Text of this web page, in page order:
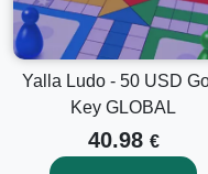
Yalla Ludo - 50 USD
Key GLOBAL
40.98 €